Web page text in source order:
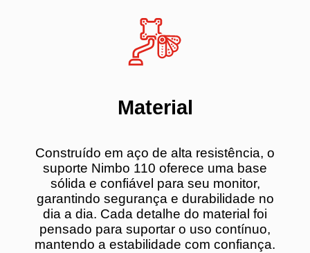
Material
Construído em aço de alta resistência, o
suporte Nimbo 110 oferece uma base
sólida e confiável para seu monitor,
garantindo segurança e durabilidade no
dia a dia. Cada detalhe do material foi
pensado para suportar o uso contínuo,
mantendo a estabilidade com confiança.